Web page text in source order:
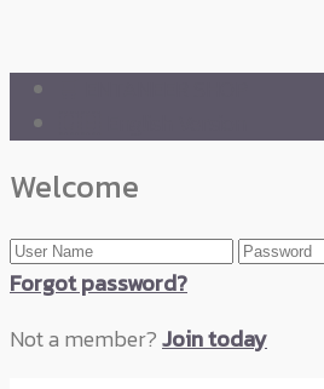
Welcome
Forgot password?
Not a member?Join today